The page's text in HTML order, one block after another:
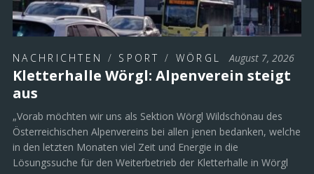
NACHRICHTEN / SPORT / WÖRGL August 7, 2026
Kletterhalle Wörgl: Alpenverein steigt
aus
„Vorab möchten wir uns als Sektion Wörgl Wildschönau des
Österreichischen Alpenvereins bei allen jenen bedanken, welche
in den letzten Monaten viel Zeit und Energie in die
Lösungssuche für den Weiterbetrieb der Kletterhalle in Wörgl